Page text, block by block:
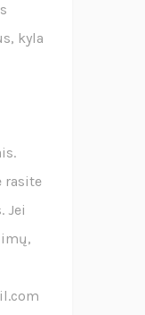
kyla
rasite
Jei